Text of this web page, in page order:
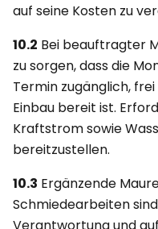
auf seine Kosten zu
10.2 Bei beauftragter
zu sorgen, dass die
Termin zugänglich,
Einbau bereit ist.
Kraftstrom sowie
bereitzustellen.
10.3 Ergänzende
Schmiedearbeiten
Verantwortung und